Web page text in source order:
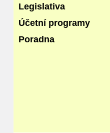
Legislativa
Účetní programy
Poradna